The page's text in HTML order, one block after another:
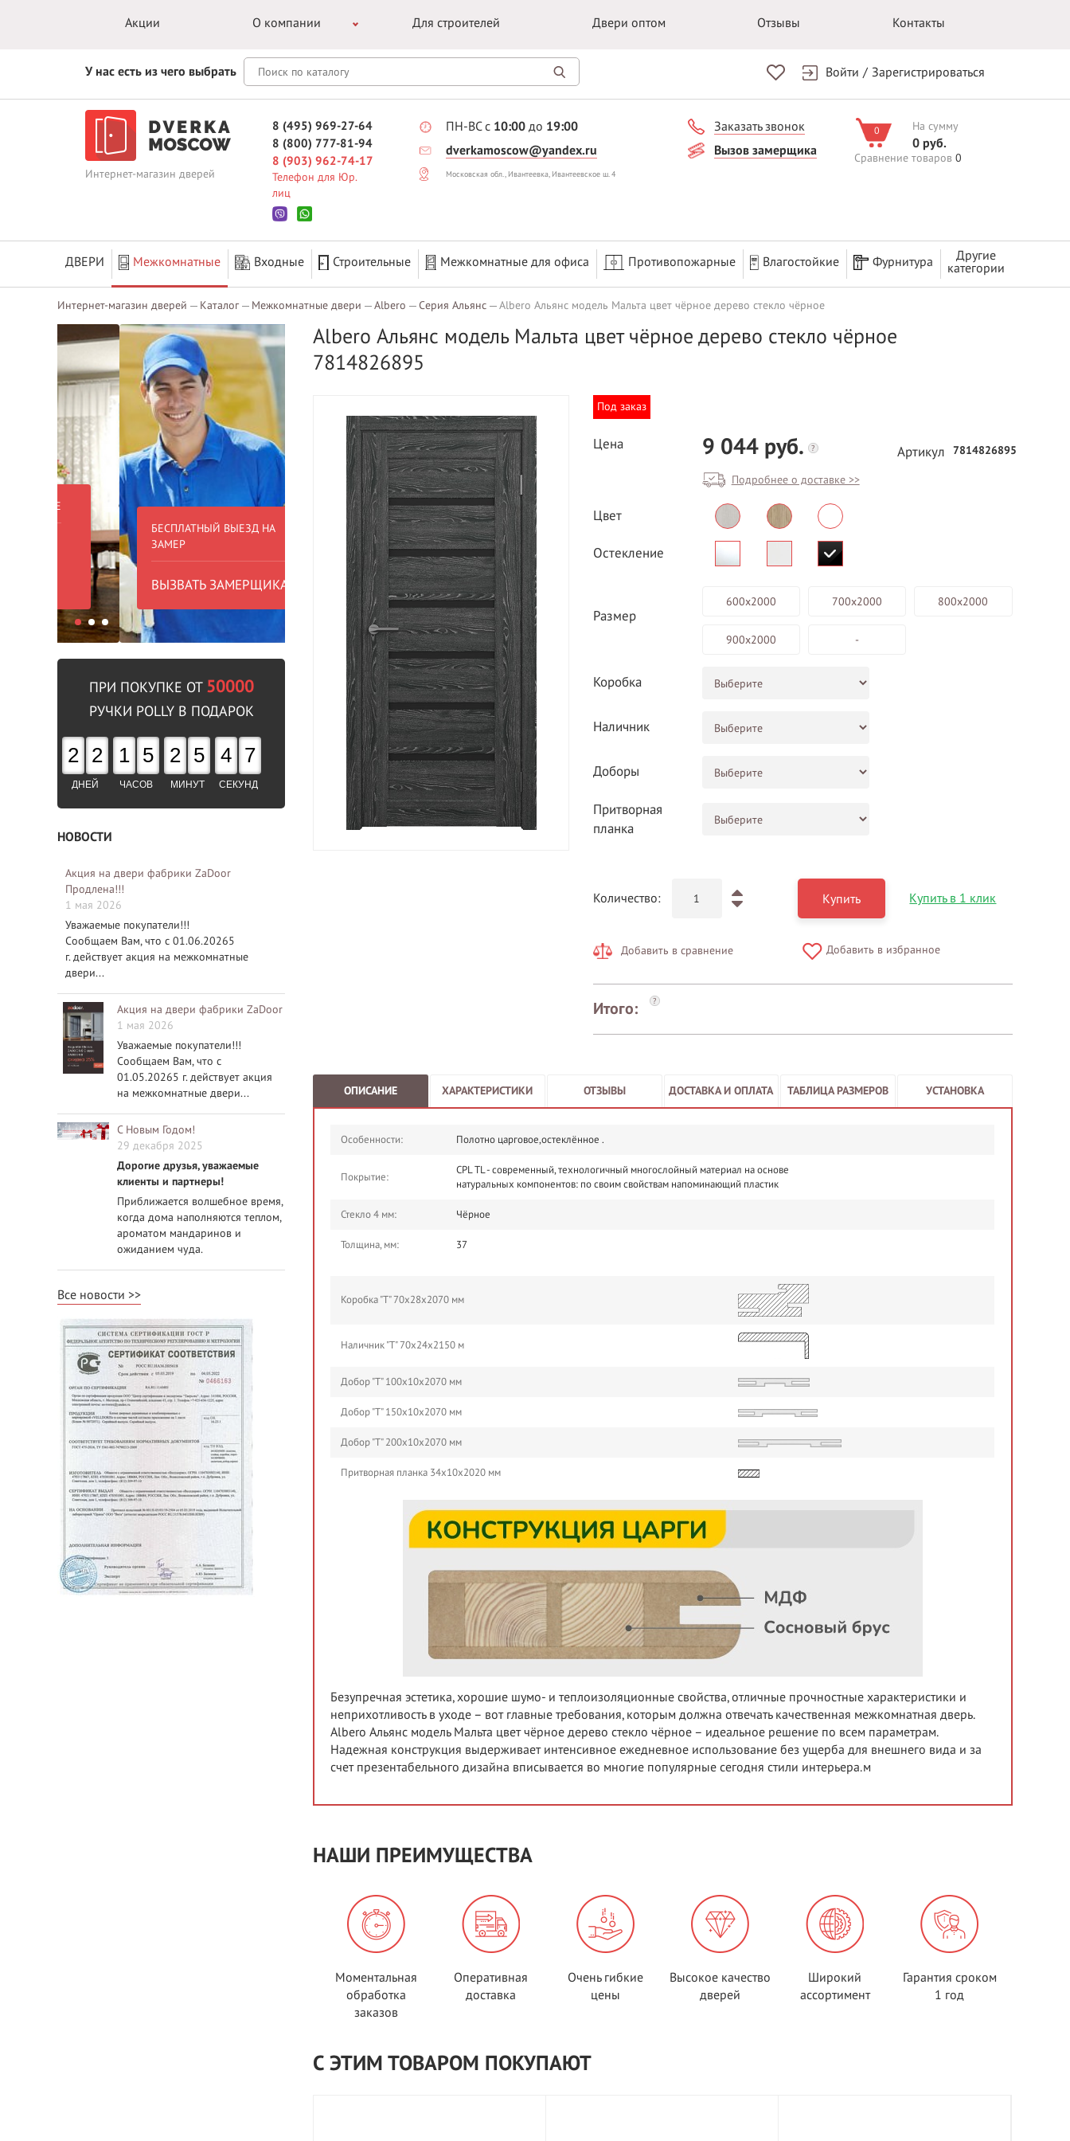
Акции О компании Для строителей Двери оптом Отзывы Контакты
У нас есть из чего выбрать Войти / Зарегистрироваться
Интернет-магазин дверей
8 (495) 969-27-64
8 (800) 777-81-94
8 (903) 962-74-17
Телефон для Юр.
лиц
ПН-ВС с 10:00 до 19:00
dverkamoscow@yandex.ru
Московская обл., Ивантеевка, Ивантеевское ш. 4
Заказать звонок
Вызов замерщика
0 На сумму
0 руб.
Сравнение товаров 0
ДВЕРИ Межкомнатные Входные Строительные Межкомнатные для офиса Противопожарные Влагостойкие Фурнитура
Другие
категории
Интернет-магазин дверей Каталог Межкомнатные двери Albero Серия Альянс Albero Альянс модель Мальта цвет чёрное дерево стекло чёрное
БЕСПЛАТНЫЙ ВЫЕЗД НА
ЗАМЕР
ВЫЗВАТЬ ЗАМЕРЩИКА
БЕСПЛАТНАЯ ДОСТАВКА ОТ 40
000 РУБ*
В пределах МКАД
Двери фабрики
БЕСПЛАТНЫЙ ВЫЕЗД НА
ЗАМЕР
ПРИ ПОКУПКЕ ОТ 50000
РУЧКИ POLLY В ПОДАРОК
2 2
ДНЕЙ
1 5
ЧАСОВ
2 5
МИНУТ
4 6
СЕКУНД
НОВОСТИ
Акция на двери фабрики ZaDoor
Продлена!!!
1 мая 2026
Уважаемые покупатели!!!
Сообщаем Вам, что с 01.06.20265
г. действует акция на межкомнатные
двери...
Акция на двери фабрики ZaDoor
1 мая 2026
Уважаемые покупатели!!!
Сообщаем Вам, что с
01.05.20265 г. действует акция
на межкомнатные двери...
С Новым Годом!
29 декабря 2025
Дорогие друзья, уважаемые
клиенты и партнеры!
Приближается волшебное время,
когда дома наполняются теплом,
ароматом мандаринов и
ожиданием чуда.
Все новости
Albero Альянс модель Мальта цвет чёрное дерево стекло чёрное
7814826895
Под заказ
Цена 9 044 руб. ?
Подробнее о доставке >>
Артикул 7814826895
Цвет
Остекление
Размер
600х2000 700х2000 800х2000
900х2000 -
Коробка
Наличник
Доборы
Притворная
планка
Количество: Купить Купить в 1 клик
Добавить в сравнение Добавить в избранное
Итого: ?
ОПИСАНИЕ ХАРАКТЕРИСТИКИ ОТЗЫВЫ ДОСТАВКА И ОПЛАТА ТАБЛИЦА РАЗМЕРОВ УСТАНОВКА
Особенности: Полотно царговое,остеклённое .
Покрытие:
CPL TL - современный, технологичный многослойный материал на основе
натуральных компонентов: по своим свойствам напоминающий пластик
Стекло 4 мм: Чёрное
Толщина, мм: 37
Коробка "Т" 70х28х2070 мм
Наличник "Т" 70х24х2150 м
Добор "Т" 100х10х2070 мм
Добор "Т" 150х10х2070 мм
Добор "Т" 200х10х2070 мм
Притворная планка 34х10х2020 мм
Безупречная эстетика, хорошие шумо- и теплоизоляционные свойства, отличные прочностные характеристики и
неприхотливость в уходе – вот главные требования, которым должна отвечать качественная межкомнатная дверь.
Albero Альянс модель Мальта цвет чёрное дерево стекло чёрное – идеальное решение по всем параметрам.
Надежная конструкция выдерживает интенсивное ежедневное использование без ущерба для внешнего вида и за
счет презентабельного дизайна вписывается во многие популярные сегодня стили интерьера.м
НАШИ ПРЕИМУЩЕСТВА
Моментальная
обработка
заказов
Оперативная
доставка
Очень гибкие
цены
Высокое качество
дверей
Широкий
ассортимент
Гарантия сроком
1 год
С ЭТИМ ТОВАРОМ ПОКУПАЮТ